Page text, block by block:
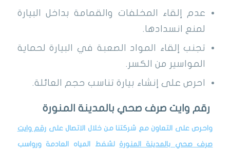
عدم إلقاء المخلفات والقمامة بداخل البيارة
لمنع انسدادها.
تجنب إلقاء المواد الصعبة في البيارة لحماية
المواسير من الكسر.
احرص على إنشاء بيارة تناسب حجم العائلة.
رقم وايت صرف صحي بالمدينة المنورة
واحرص على التعاون مع شركتنا من خلال الاتصال على رقم وايت
صرف صحي بالمدينة المنورة لشفط المياه العادمة ورواسب